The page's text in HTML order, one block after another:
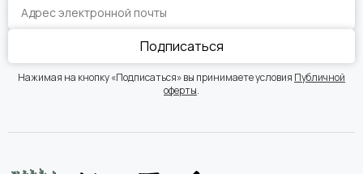
Подписаться
Нажимая на кнопку «Подписаться» вы принимаете условия Публичной
оферты.